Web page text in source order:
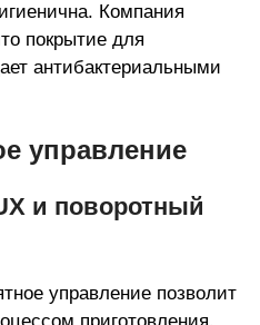
Компания
покрытие для
антибактериальными
управление
и поворотный
управление позволит